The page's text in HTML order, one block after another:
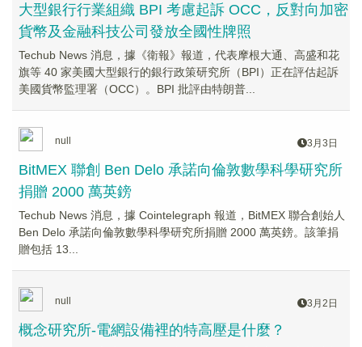
大型銀行行業組織 BPI 考慮起訴 OCC，反對向加密
貨幣及金融科技公司發放全國性牌照
Techub News 消息，據《衛報》報道，代表摩根大通、高盛和花
旗等 40 家美國大型銀行的銀行政策研究所（BPI）正在評估起訴
美國貨幣監理署（OCC）。BPI 批評由特朗普...
null 3月3日
BitMEX 聯創 Ben Delo 承諾向倫敦數學科學研究所
捐贈 2000 萬英鎊
Techub News 消息，據 Cointelegraph 報道，BitMEX 聯合創始人
Ben Delo 承諾向倫敦數學科學研究所捐贈 2000 萬英鎊。該筆捐
贈包括 13...
null 3月2日
概念研究所-電網設備裡的特高壓是什麼？